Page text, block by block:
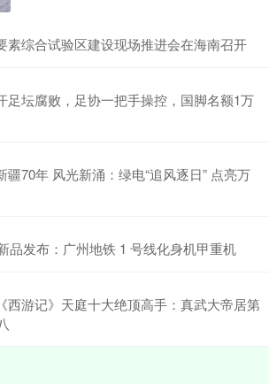
素综合试验区建设现场推进会在海南召开
足坛腐败，足协一把手操控，国脚名额1万
疆70年 风光新涌：绿电“追风逐日” 点亮万
品发布：广州地铁 1 号线化身机甲重机
西游记》天庭十大绝顶高手：真武大帝居第